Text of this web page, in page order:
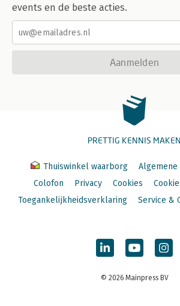
events en de beste acties.
Aanmelden
PRETTIG KENNIS MAKEN
Thuiswinkel waarborg
Algemene
Colofon
Privacy Cookies
Toegankelijkheidsverklaring
Service &
© 2026 Mainpress BV